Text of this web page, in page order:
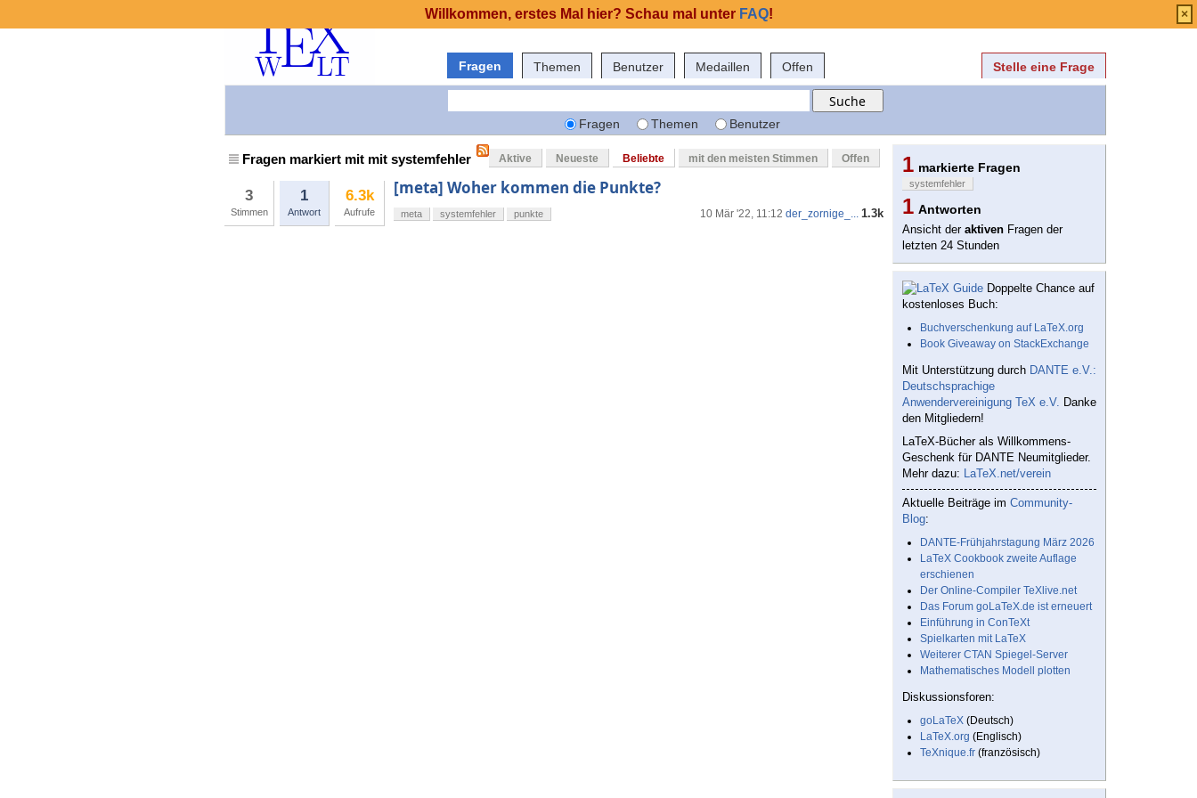
Fragen Themen Benutzer Medaillen Offen Stelle eine Frage
Fragen Themen Benutzer
Fragen markiert mit mit systemfehler Aktive Neueste Beliebte mit den meisten Stimmen Offen
3
Stimmen
1
Antwort
6.3k
Aufrufe
[meta] Woher kommen die Punkte?
10 Mär '22, 11:12 der_zornige_... 1.3k
meta systemfehler punkte
1 markierte Fragen
systemfehler
1 Antworten
Ansicht der aktiven Fragen der
letzten 24 Stunden
Doppelte Chance auf
kostenloses Buch:
Buchverschenkung auf LaTeX.org
Book Giveaway on StackExchange
Mit Unterstützung durch DANTE e.V.:
Deutschsprachige
Anwendervereinigung TeX e.V. Danke
den Mitgliedern!
LaTeX-Bücher als Willkommens-
Geschenk für DANTE Neumitglieder.
Mehr dazu: LaTeX.net/verein
Aktuelle Beiträge im Community-
Blog:
DANTE-Frühjahrstagung März 2026
LaTeX Cookbook zweite Auflage
erschienen
Der Online-Compiler TeXlive.net
Das Forum goLaTeX.de ist erneuert
Einführung in ConTeXt
Spielkarten mit LaTeX
Weiterer CTAN Spiegel-Server
Mathematisches Modell plotten
Diskussionsforen:
goLaTeX (Deutsch)
LaTeX.org (Englisch)
TeXnique.fr (französisch)
Willkommen, erstes Mal hier? Schau mal unter FAQ! ×